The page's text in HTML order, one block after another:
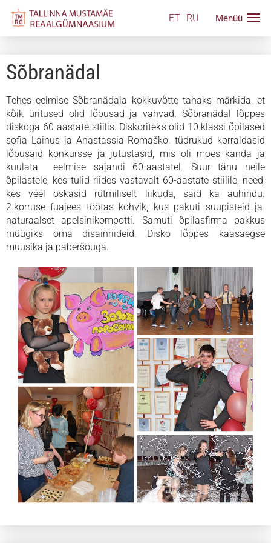
ET RU
Sõbranädal
Tehes eelmise Sõbranädala kokkuvõtte tahaks märkida, et
kõik üritused olid lõbusad ja vahvad. Sõbranädal lõppes
diskoga 60-aastate stiilis. Diskoriteks olid 10.klassi õpilased
sofia Lainus ja Anastassia Romaško. tüdrukud korraldasid
lõbusaid konkursse ja jutustasid, mis oli moes kanda ja
kuulata eelmise sajandi 60-aastatel. Suur tänu neile
õpilastele, kes tulid riides vastavalt 60-aastate stiilile, need,
kes veel oskasid rütmiliselt liikuda, said ka auhindu.
2.korruse fuajees töötas kohvik, kus pakuti suupisteid ja
naturaalset apelsinikompotti. Samuti õpilasfirma pakkus
müügiks oma disainriideid. Disko lõppes kaasaegse
muusika ja paberšouga.